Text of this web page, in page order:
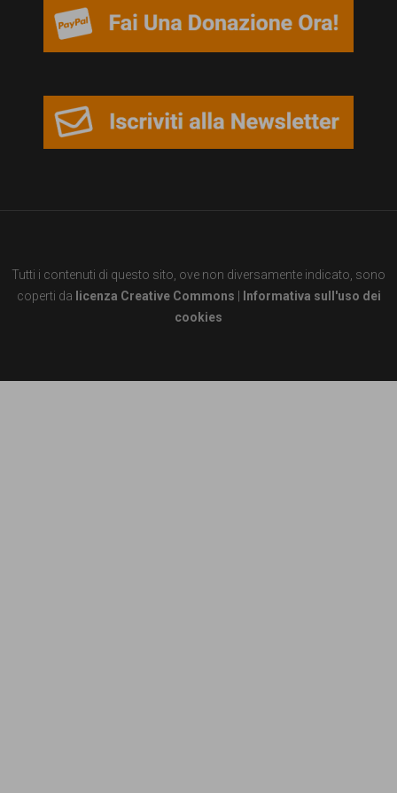
Tutti i contenuti di questo sito, ove non diversamente indicato, sono
coperti da licenza Creative Commons
Informativa sull'uso dei
cookies